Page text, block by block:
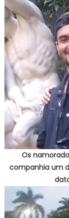
Os
companhia um